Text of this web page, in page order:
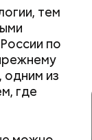
тем
по
из
где
на
—